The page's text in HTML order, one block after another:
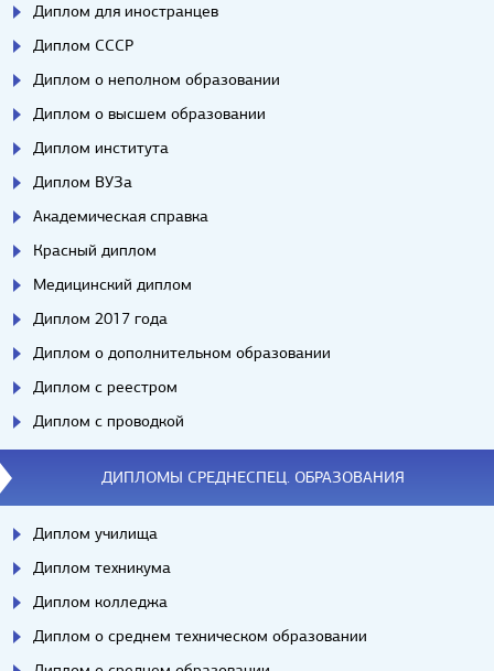
Диплом для иностранцев
Диплом СССР
Диплом о неполном образовании
Диплом о высшем образовании
Диплом института
Диплом ВУЗа
Академическая справка
Красный диплом
Медицинский диплом
Диплом 2017 года
Диплом о дополнительном образовании
Диплом с реестром
Диплом с проводкой
ДИПЛОМЫ СРЕДНЕСПЕЦ. ОБРАЗОВАНИЯ
Диплом училища
Диплом техникума
Диплом колледжа
Диплом о среднем техническом образовании